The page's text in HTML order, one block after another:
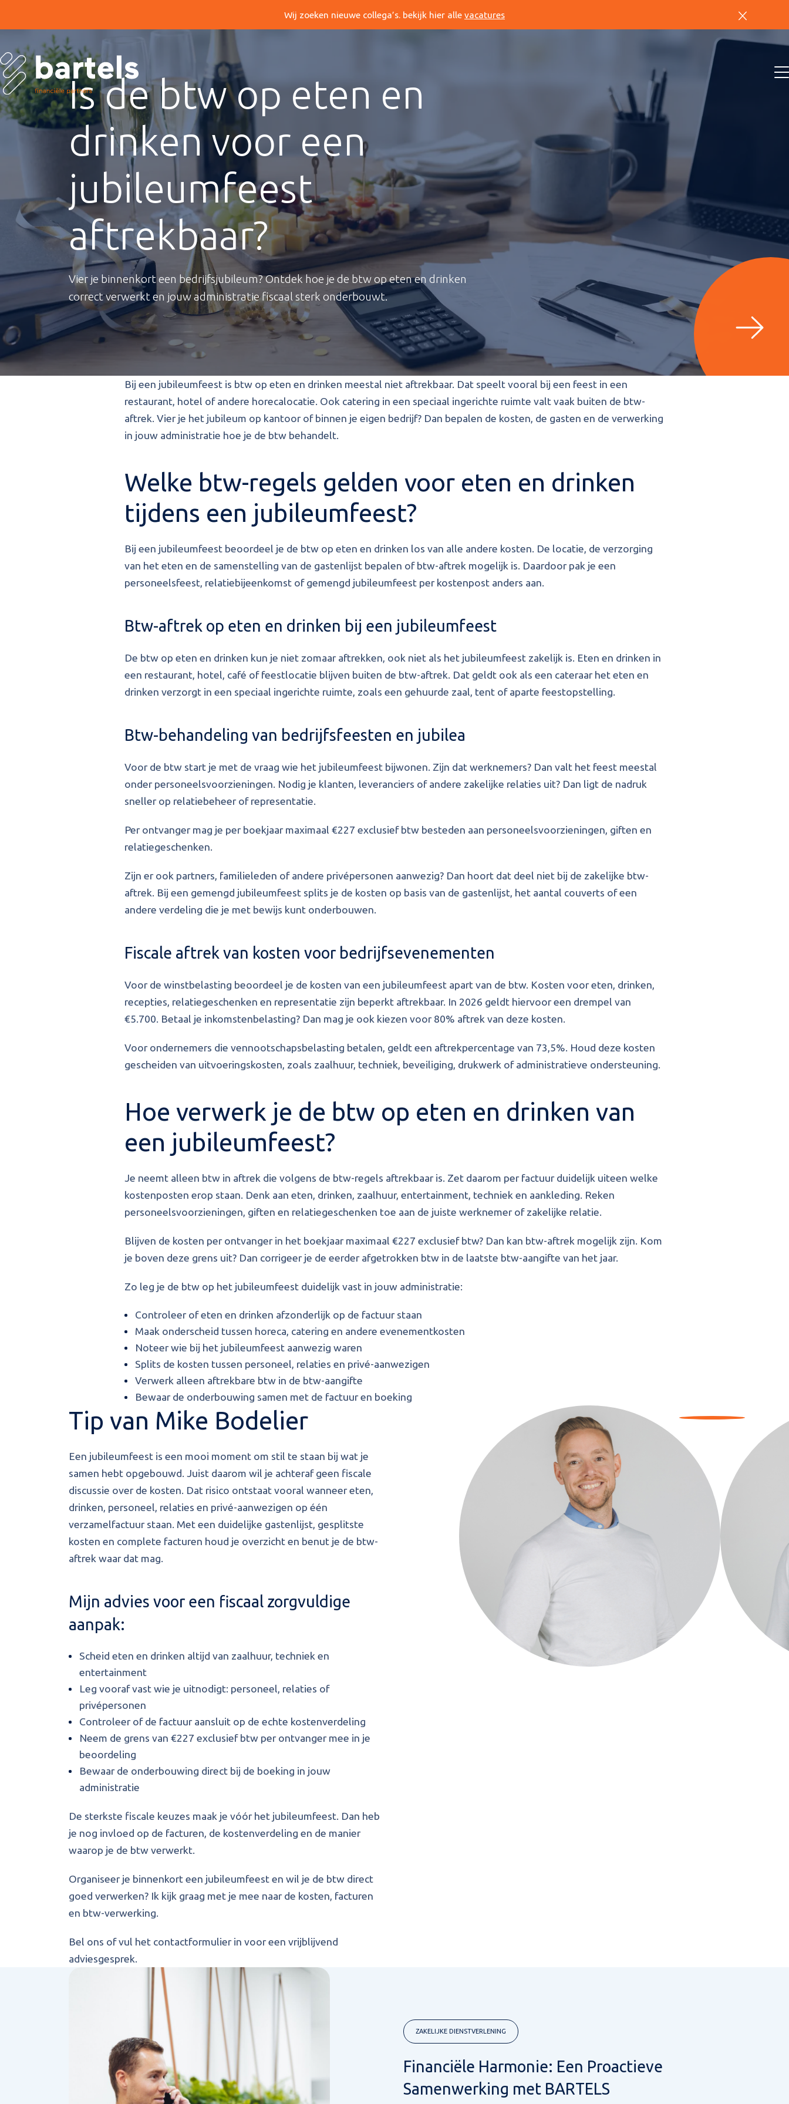
Wij zoeken nieuwe collega’s. bekijk hier alle vacatures
Is de btw op eten en
drinken voor een
jubileumfeest
aftrekbaar?
Vier je binnenkort een bedrijfsjubileum? Ontdek hoe je de btw op eten en drinken
correct verwerkt en jouw administratie fiscaal sterk onderbouwt.
Bij een jubileumfeest is btw op eten en drinken meestal niet aftrekbaar. Dat speelt vooral bij een feest in een
restaurant, hotel of andere horecalocatie. Ook catering in een speciaal ingerichte ruimte valt vaak buiten de btw-
aftrek. Vier je het jubileum op kantoor of binnen je eigen bedrijf? Dan bepalen de kosten, de gasten en de verwerking
in jouw administratie hoe je de btw behandelt.
Welke btw-regels gelden voor eten en drinken
tijdens een jubileumfeest?
Bij een jubileumfeest beoordeel je de btw op eten en drinken los van alle andere kosten. De locatie, de verzorging
van het eten en de samenstelling van de gastenlijst bepalen of btw-aftrek mogelijk is. Daardoor pak je een
personeelsfeest, relatiebijeenkomst of gemengd jubileumfeest per kostenpost anders aan.
Btw-aftrek op eten en drinken bij een jubileumfeest
De btw op eten en drinken kun je niet zomaar aftrekken, ook niet als het jubileumfeest zakelijk is. Eten en drinken in
een restaurant, hotel, café of feestlocatie blijven buiten de btw-aftrek. Dat geldt ook als een cateraar het eten en
drinken verzorgt in een speciaal ingerichte ruimte, zoals een gehuurde zaal, tent of aparte feestopstelling.
Btw-behandeling van bedrijfsfeesten en jubilea
Voor de btw start je met de vraag wie het jubileumfeest bijwonen. Zijn dat werknemers? Dan valt het feest meestal
onder personeelsvoorzieningen. Nodig je klanten, leveranciers of andere zakelijke relaties uit? Dan ligt de nadruk
sneller op relatiebeheer of representatie.
Per ontvanger mag je per boekjaar maximaal €227 exclusief btw besteden aan personeelsvoorzieningen, giften en
relatiegeschenken.
Zijn er ook partners, familieleden of andere privépersonen aanwezig? Dan hoort dat deel niet bij de zakelijke btw-
aftrek. Bij een gemengd jubileumfeest splits je de kosten op basis van de gastenlijst, het aantal couverts of een
andere verdeling die je met bewijs kunt onderbouwen.
Fiscale aftrek van kosten voor bedrijfsevenementen
Voor de winstbelasting beoordeel je de kosten van een jubileumfeest apart van de btw. Kosten voor eten, drinken,
recepties, relatiegeschenken en representatie zijn beperkt aftrekbaar. In 2026 geldt hiervoor een drempel van
€5.700. Betaal je inkomstenbelasting? Dan mag je ook kiezen voor 80% aftrek van deze kosten.
Voor ondernemers die vennootschapsbelasting betalen, geldt een aftrekpercentage van 73,5%. Houd deze kosten
gescheiden van uitvoeringskosten, zoals zaalhuur, techniek, beveiliging, drukwerk of administratieve ondersteuning.
Hoe verwerk je de btw op eten en drinken van
een jubileumfeest?
Je neemt alleen btw in aftrek die volgens de btw-regels aftrekbaar is. Zet daarom per factuur duidelijk uiteen welke
kostenposten erop staan. Denk aan eten, drinken, zaalhuur, entertainment, techniek en aankleding. Reken
personeelsvoorzieningen, giften en relatiegeschenken toe aan de juiste werknemer of zakelijke relatie.
Blijven de kosten per ontvanger in het boekjaar maximaal €227 exclusief btw? Dan kan btw-aftrek mogelijk zijn. Kom
je boven deze grens uit? Dan corrigeer je de eerder afgetrokken btw in de laatste btw-aangifte van het jaar.
Zo leg je de btw op het jubileumfeest duidelijk vast in jouw administratie:
Controleer of eten en drinken afzonderlijk op de factuur staan
Maak onderscheid tussen horeca, catering en andere evenementkosten
Noteer wie bij het jubileumfeest aanwezig waren
Splits de kosten tussen personeel, relaties en privé-aanwezigen
Verwerk alleen aftrekbare btw in de btw-aangifte
Bewaar de onderbouwing samen met de factuur en boeking
Tip van Mike Bodelier
Een jubileumfeest is een mooi moment om stil te staan bij wat je
samen hebt opgebouwd. Juist daarom wil je achteraf geen fiscale
discussie over de kosten. Dat risico ontstaat vooral wanneer eten,
drinken, personeel, relaties en privé-aanwezigen op één
verzamelfactuur staan. Met een duidelijke gastenlijst, gesplitste
kosten en complete facturen houd je overzicht en benut je de btw-
aftrek waar dat mag.
Mijn advies voor een fiscaal zorgvuldige
aanpak:
Scheid eten en drinken altijd van zaalhuur, techniek en
entertainment
Leg vooraf vast wie je uitnodigt: personeel, relaties of
privépersonen
Controleer of de factuur aansluit op de echte kostenverdeling
Neem de grens van €227 exclusief btw per ontvanger mee in je
beoordeling
Bewaar de onderbouwing direct bij de boeking in jouw
administratie
De sterkste fiscale keuzes maak je vóór het jubileumfeest. Dan heb
je nog invloed op de facturen, de kostenverdeling en de manier
waarop je de btw verwerkt.
Organiseer je binnenkort een jubileumfeest en wil je de btw direct
goed verwerken? Ik kijk graag met je mee naar de kosten, facturen
en btw-verwerking.
Bel ons of vul het contactformulier in voor een vrijblijvend
adviesgesprek.
ZAKELIJKE DIENSTVERLENING
Financiële Harmonie: Een Proactieve
Samenwerking met BARTELS